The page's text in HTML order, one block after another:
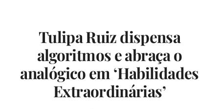
Tulipa Ruiz dispensa
algoritmos e abraça o
analógico em ‘Habilidades
Extraordinárias’